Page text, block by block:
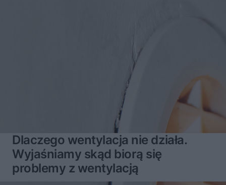
Dlaczego wentylacja nie działa.
Wyjaśniamy skąd biorą się
problemy z wentylacją